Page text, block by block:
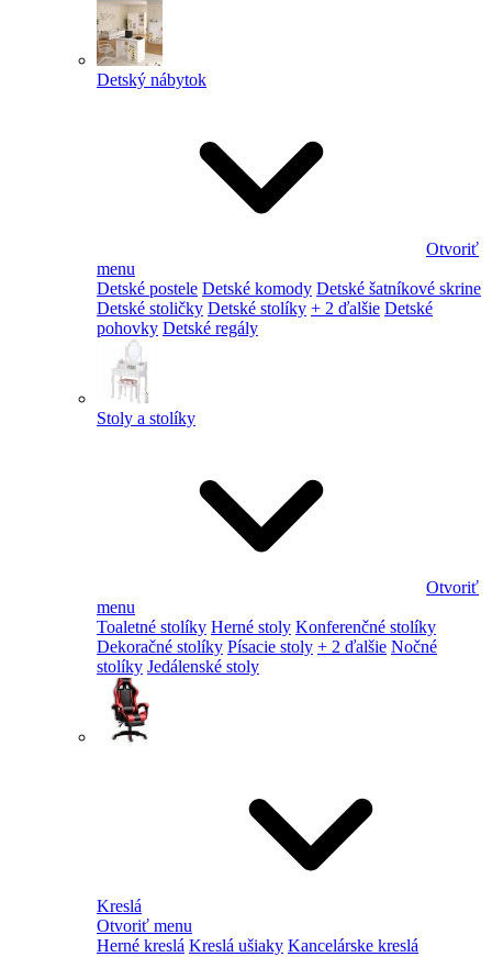
Detský nábytok
Otvoriť
menu
Detské postele Detské komody Detské šatníkové skrine
Detské stoličky Detské stolíky + 2 ďalšie Detské
pohovky Detské regály
Stoly a stolíky
Otvoriť
menu
Toaletné stolíky Herné stoly Konferenčné stolíky
Dekoračné stolíky Písacie stoly + 2 ďalšie Nočné
stolíky Jedálenské stoly
Kreslá
Otvoriť menu
Herné kreslá Kreslá ušiaky Kancelárske kreslá